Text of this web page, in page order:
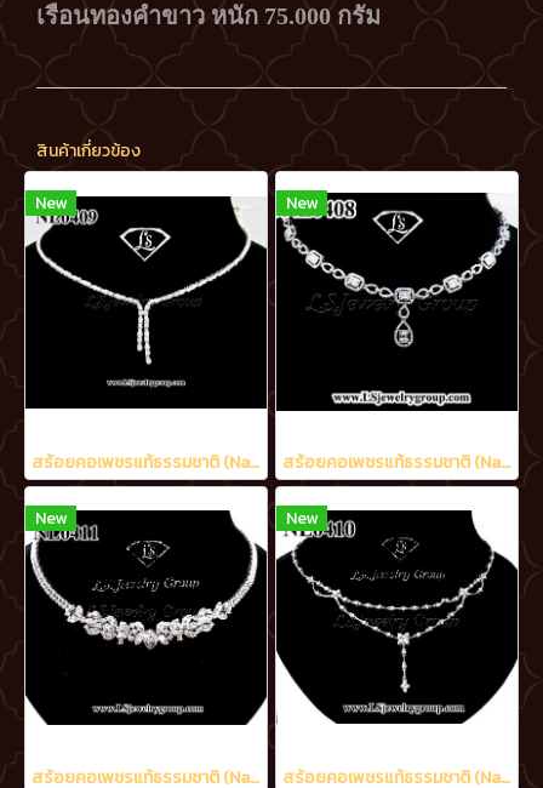
เรือนทองคำขาว หนัก 75.000 กรัม
สินค้าเกี่ยวข้อง
New
สร้อยคอเพชรแท้ธรรมชาติ (Natural Diamonds) 1.70 Ct.
New
สร้อยคอเพชรแท้ธรรมชาติ (Natural Diamonds) น้ำงามที่สุด (Perfect Heart&Arrow Ideal Cut) 3.20 Ct.
New
สร้อยคอเพชรแท้ธรรมชาติ (Natural Diamonds) 6.50 Ct.
New
สร้อยคอเพชรแท้ธรรมชาติ (Natural Diamonds) 2.02 Ct.